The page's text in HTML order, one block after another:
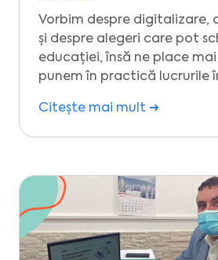
Vorbim despre digitalizare,
și despre alegeri care pot
educației, însă ne place
punem în practică lucrurile
Citește mai mult ➜